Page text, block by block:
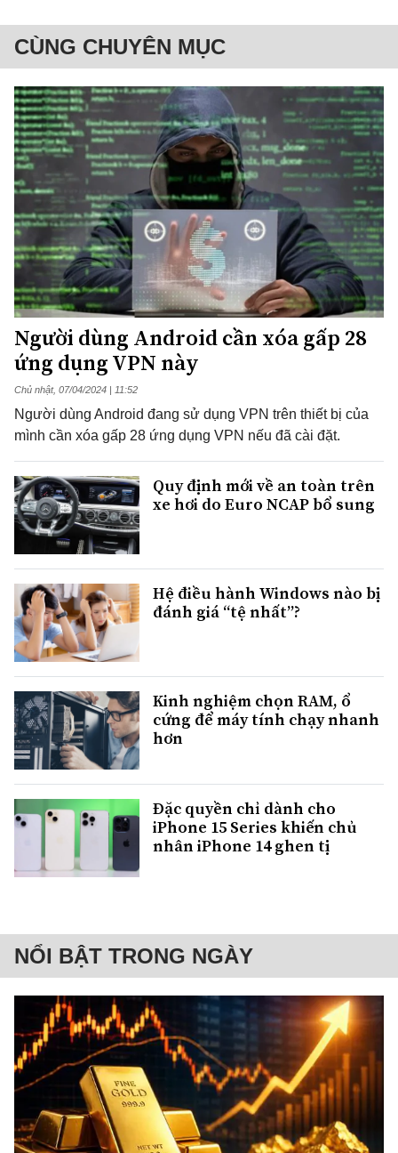
CÙNG CHUYÊN MỤC
Người dùng Android cần xóa gấp 28
ứng dụng VPN này
Chủ nhật, 07/04/2024 | 11:52
Người dùng Android đang sử dụng VPN trên thiết bị của
mình cần xóa gấp 28 ứng dụng VPN nếu đã cài đặt.
Quy định mới về an toàn trên
xe hơi do Euro NCAP bổ sung
Hệ điều hành Windows nào bị
đánh giá “tệ nhất”?
Kinh nghiệm chọn RAM, ổ
cứng để máy tính chạy nhanh
hơn
Đặc quyền chỉ dành cho
iPhone 15 Series khiến chủ
nhân iPhone 14 ghen tị
NỔI BẬT TRONG NGÀY